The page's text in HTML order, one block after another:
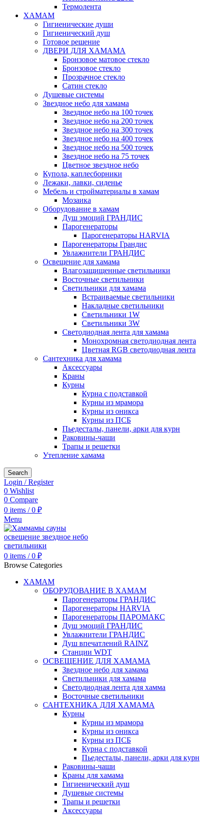
Термолента
ХАМАМ
Гигиенические души
Гигиенический душ
Готовое решение
ДВЕРИ ДЛЯ ХАМАМА
Бронзовое матовое стекло
Бронзовое стекло
Прозрачное стекло
Сатин стекло
Душевые системы
Звездное небо для хамама
Звездное небо на 100 точек
Звездное небо на 200 точек
Звездное небо на 300 точек
Звездное небо на 400 точек
Звездное небо на 500 точек
Звездное небо на 75 точек
Цветное звездное небо
Купола, каплесборники
Лежаки, лавки, сиденье
Мебель и стройматериалы в хамам
Мозаика
Оборудование в хамам
Душ эмоций ГРАНДИС
Парогенераторы
Парогенераторы HARVIA
Парогенераторы Грандис
Увлажнители ГРАНДИС
Освещение для хамама
Влагозащищенные светильники
Восточные светильники
Светильники для хамама
Встраиваемые светильники
Накладные светильники
Светильники 1W
Светильники 3W
Светодиодная лента для хамама
Монохромная светодиодная лента
Цветная RGB светодиодная лента
Сантехника для хамама
Аксессуары
Краны
Курны
Курна с подставкой
Курны из мрамора
Курны из оникса
Курны из ПСБ
Пьедесталы, панели, арки для курн
Раковины-чаши
Трапы и решетки
Утепление хамама
Search
Login / Register
0 Wishlist
0 Compare
0 items / 0 ₽
Menu
0 items / 0 ₽
Browse Categories
ХАМАМ
ОБОРУДОВАНИЕ В ХАМАМ
Парогенераторы ГРАНДИС
Парогенераторы HARVIA
Парогенераторы ПАРОМАКС
Душ эмоций ГРАНДИС
Увлажнители ГРАНДИС
Душ впечатлений RAINZ
Станции WDT
ОСВЕЩЕНИЕ ДЛЯ ХАМАМА
Звездное небо для хамама
Светильники для хамама
Светодиодная лента для хамма
Восточные светильники
САНТЕХНИКА ДЛЯ ХАМАМА
Курны
Курны из мрамора
Курны из оникса
Курны из ПСБ
Курна с подставкой
Пьедесталы, панели, арки для курн
Раковины-чаши
Краны для хамама
Гигиенический душ
Душевые системы
Трапы и решетки
Аксессуары